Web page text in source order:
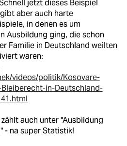
jetzt dieses Beispiel
aber auch harte
in denen es um
Ausbildung ging, die schon
Familie in Deutschland weilten
waren:
videos/politik/Kosovare-
in-Deutschland-
auch unter "Ausbildung
- na super Statistik!